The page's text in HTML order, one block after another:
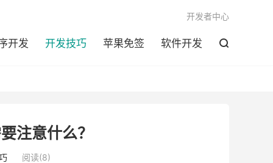
开发 开发技巧 苹果免签 软件开发 
开发者中心
注意什么？
阅读(8)